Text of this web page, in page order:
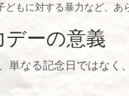
どもに対する暴力など、あ
デーの意義
単なる記念日ではなく